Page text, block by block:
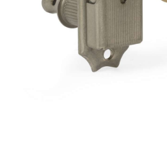
Оформление заказа
Подтверждение заказа